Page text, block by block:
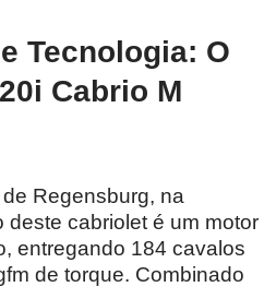
Tecnologia: O
Cabrio M
Regensburg, na
deste cabriolet é um motor
entregando 184 cavalos
de torque. Combinado